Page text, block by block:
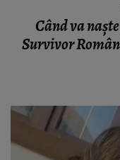
Când va
Survivor